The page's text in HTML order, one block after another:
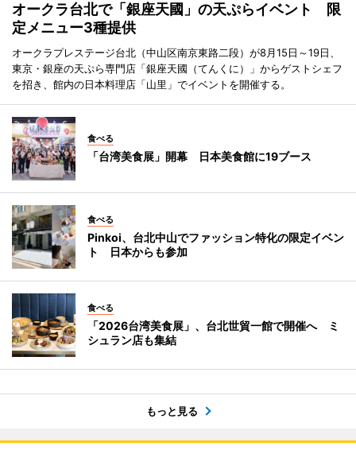
オークラ台北で「銀座天國」の天ぷらイベント 限
定メニュー3種提供
オークラプレステージ台北（中山区南京東路二段）が8月15日～19日、
東京・銀座の天ぷら専門店「銀座天國（てんくに）」からゲストシェフ
を招き、館内の日本料理店「山里」でイベントを開催する。
食べる
「台湾美食展」開幕 日本美食館に19ブース
食べる
Pinkoi、台北中山でファッション特化の限定イベン
ト 日本からも参加
食べる
「2026台湾美食展」、台北世貿一館で開催へ ミ
シュラン店も集結
もっと見る